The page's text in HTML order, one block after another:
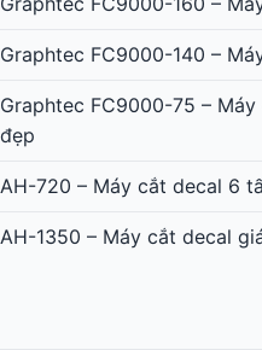
Graphtec FC9000-140 –
Graphtec FC9000-75 –
đẹp
AH-720 – Máy cắt decal 6
AH-1350 – Máy cắt decal